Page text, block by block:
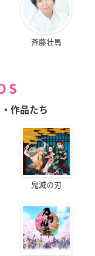
斉藤壮馬
作品たち
鬼滅の刃